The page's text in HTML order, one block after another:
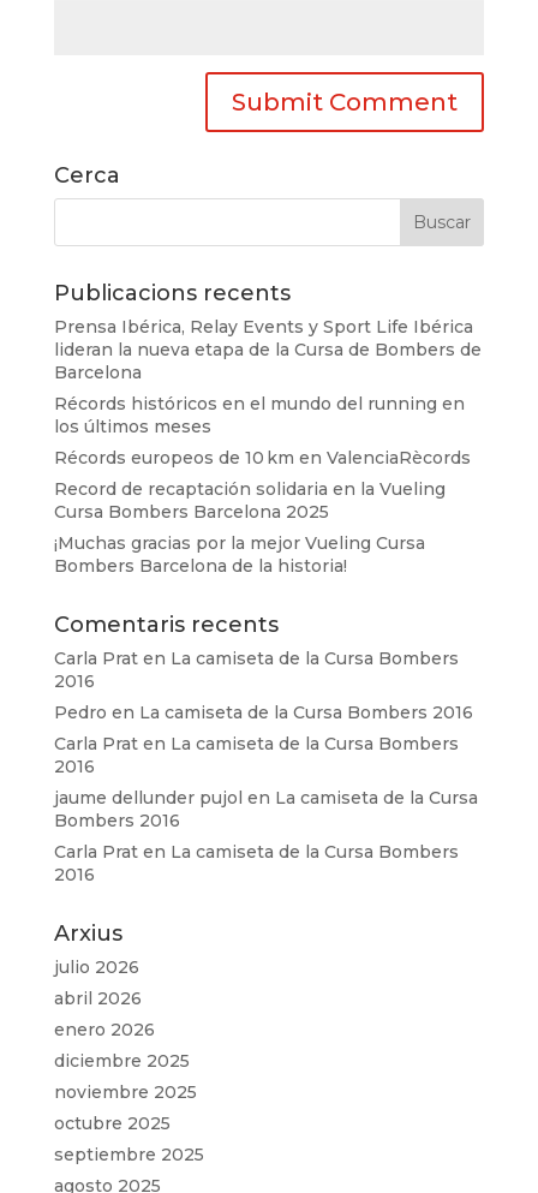
Cerca
Publicacions recents
Prensa Ibérica, Relay Events y Sport Life Ibérica
lideran la nueva etapa de la Cursa de Bombers de
Barcelona
Récords históricos en el mundo del running en
los últimos meses
Récords europeos de 10 km en ValenciaRècords
Record de recaptación solidaria en la Vueling
Cursa Bombers Barcelona 2025
¡Muchas gracias por la mejor Vueling Cursa
Bombers Barcelona de la historia!
Comentaris recents
Carla Praten La camiseta de la Cursa Bombers
2016
Pedro en La camiseta de la Cursa Bombers 2016
Carla Praten La camiseta de la Cursa Bombers
2016
jaume dellunder pujol en La camiseta de la Cursa
Bombers 2016
Carla Praten La camiseta de la Cursa Bombers
2016
Arxius
julio 2026
abril 2026
enero 2026
diciembre 2025
noviembre 2025
octubre 2025
septiembre 2025
agosto 2025